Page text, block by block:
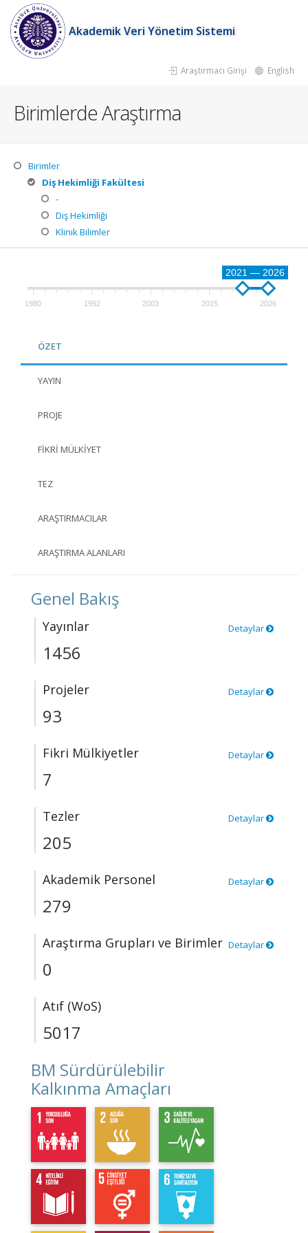
Akademik Veri Yönetim Sistemi
Araştırmacı Girişi English
Birimlerde Araştırma
Birimler
Diş Hekimliği Fakültesi
-
Diş Hekimliği
Klinik Bilimler
2021 — 2026
1980 1992 2003 2015 2026
ÖZET
YAYIN
PROJE
FIKRI MÜLKIYET
TEZ
ARAŞTIRMACILAR
ARAŞTIRMA ALANLARI
Genel Bakış
Yayınlar Detaylar
1456
Projeler Detaylar
93
Fikri Mülkiyetler Detaylar
7
Tezler Detaylar
205
Akademik Personel Detaylar
279
Araştırma Grupları ve Birimler Detaylar
0
Atıf (WoS)
5017
BM Sürdürülebilir
Kalkınma Amaçları